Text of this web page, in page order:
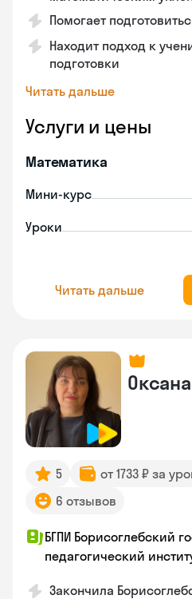
Помогает
Находит подход к
подготовки
Читать дальше
Услуги и цены
Математика
Мини-курс
Уроки
Читать дальше
Оксана
5 от 1733 ₽ за
6 отзывов
БГПИ Борисоглебский
педагогический
Закончила